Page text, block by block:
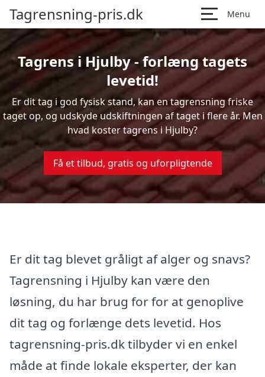
Tagrensning-pris.dk Menu
Tagrens i Hjulby - forlæng tagets
levetid!
Er dit tag i god fysisk stand, kan en tagrensning friske
taget op, og udskyde udskiftningen af taget i flere år. Men
hvad koster tagrens i Hjulby?
Få et tilbud, gratis og uforpligtende
Er dit tag blevet gråligt af alger og snavs?
Tagrensning i Hjulby kan være den
løsning, du har brug for for at genoplive
dit tag og forlænge dets levetid. Hos
tagrensning-pris.dk tilbyder vi en enkel
måde at finde lokale eksperter, der kan